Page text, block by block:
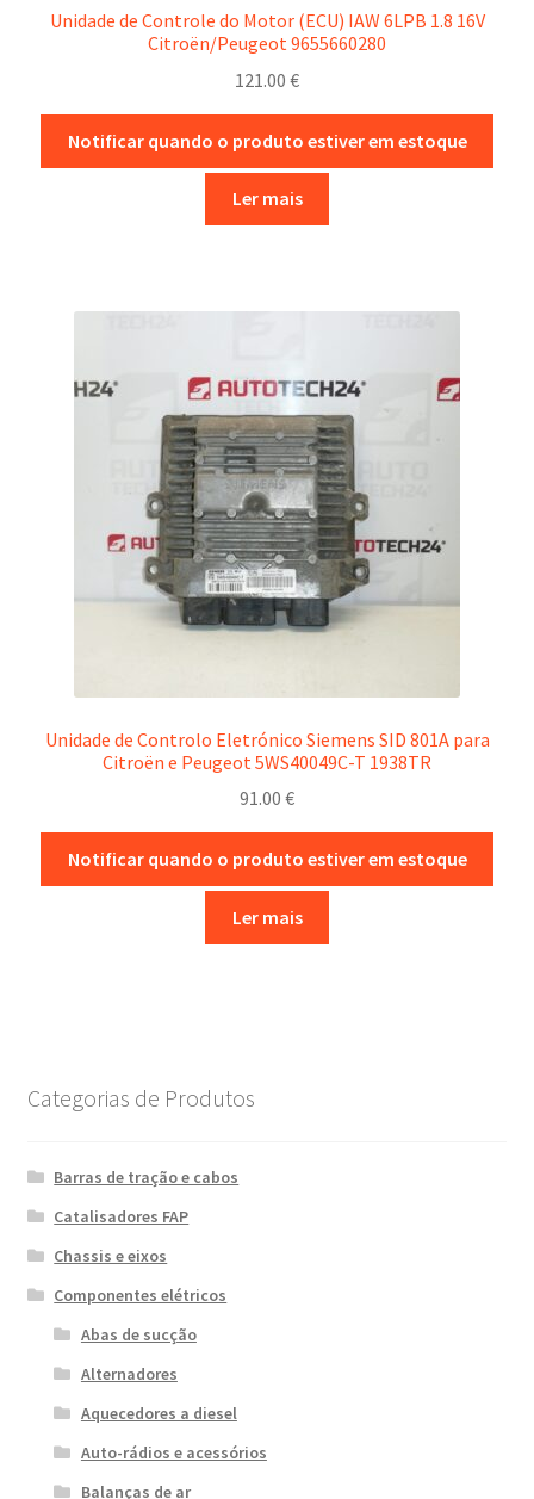
Unidade de Controle do Motor (ECU) IAW 6LPB 1.8 16V
Citroën/Peugeot 9655660280
121.00 €
Notificar quando o produto estiver em estoque
Ler mais
Unidade de Controlo Eletrónico Siemens SID 801A para
Citroën e Peugeot 5WS40049C-T 1938TR
91.00 €
Notificar quando o produto estiver em estoque
Ler mais
Categorias de Produtos
Barras de tração e cabos
Catalisadores FAP
Chassis e eixos
Componentes elétricos
Abas de sucção
Alternadores
Aquecedores a diesel
Auto-rádios e acessórios
Balanças de ar